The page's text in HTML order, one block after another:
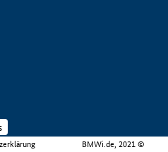
BMWi.de, 2021 ©